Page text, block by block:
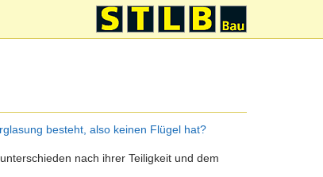
besteht, also keinen Flügel hat?
nach ihrer Teiligkeit und dem